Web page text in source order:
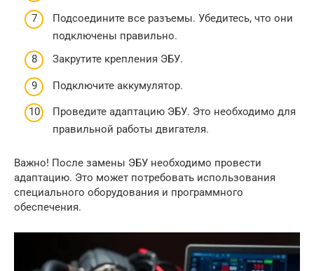
Подсоедините все разъемы. Убедитесь, что они
подключены правильно.
Закрутите крепления ЭБУ.
Подключите аккумулятор.
Проведите адаптацию ЭБУ. Это необходимо для
правильной работы двигателя.
Важно! После замены ЭБУ необходимо провести
адаптацию. Это может потребовать использования
специального оборудования и программного
обеспечения.